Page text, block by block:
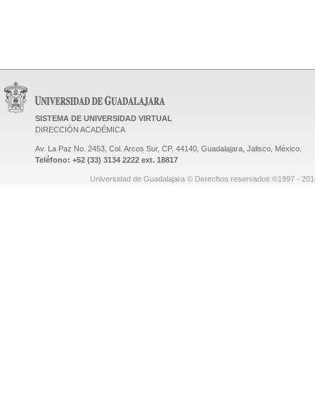
SISTEMA DE UNIVERSIDAD VIRTUAL
DIRECCIÓN ACADÉMICA
Av. La Paz No. 2453, Col. Arcos Sur, CP. 44140, Guadalajara, Jalisco, México.
Teléfono: +52 (33) 3134 2222 ext. 18817
Universidad de Guadalajara © Derechos reservados ©1997 -